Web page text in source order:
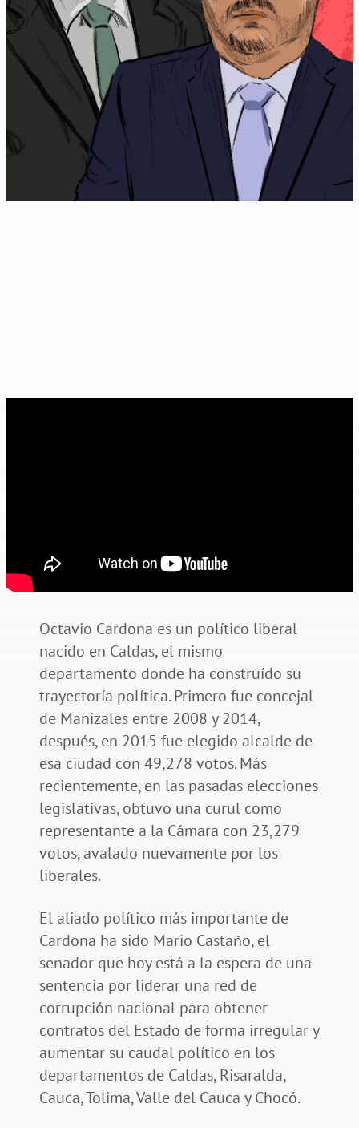
Octavio Cardona es un político liberal
nacido en Caldas, el mismo
departamento donde ha construído su
trayectoría política. Primero fue concejal
de Manizales entre 2008 y 2014,
después, en 2015 fue elegido alcalde de
esa ciudad con 49,278 votos. Más
recientemente, en las pasadas elecciones
legislativas, obtuvo una curul como
representante a la Cámara con 23,279
votos, avalado nuevamente por los
liberales.
El aliado político más importante de
Cardona ha sido Mario Castaño, el
senador que hoy está a la espera de una
sentencia por liderar una red de
corrupción nacional para obtener
contratos del Estado de forma irregular y
aumentar su caudal político en los
departamentos de Caldas, Risaralda,
Cauca, Tolima, Valle del Cauca y Chocó.